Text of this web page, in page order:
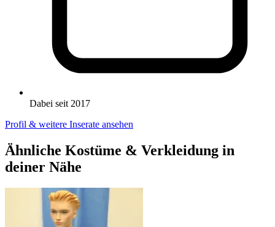
Dabei seit 2017
Profil & weitere Inserate ansehen
Ähnliche Kostüme & Verkleidung in
deiner Nähe